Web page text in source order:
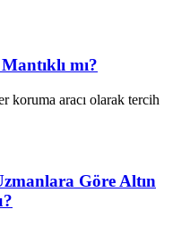
mı?
koruma aracı olarak tercih
Göre Altın